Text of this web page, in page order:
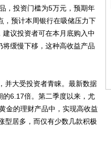
，投资门槛为5万元，预期年
，预计本周银行在吸储压力下
建议投资者可在本月底购入中
将缓慢下移，这种高收益产品
大受投资者青睐。最新数据
6.17倍。第二季度以来，尤
金的理财产品中，实现高收益
型居多，而仅有少数几款积极